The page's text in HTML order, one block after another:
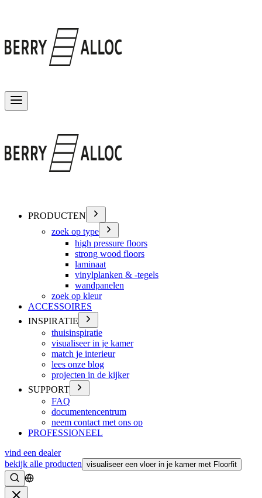
PRODUCTEN
zoek op type
high pressure floors
strong wood floors
laminaat
vinylplanken & -tegels
wandpanelen
zoek op kleur
ACCESSOIRES
INSPIRATIE
thuisinspiratie
visualiseer in je kamer
match je interieur
lees onze blog
projecten in de kijker
SUPPORT
FAQ
documentencentrum
neem contact met ons op
PROFESSIONEEL
vind een dealer
bekijk alle producten visualiseer een vloer in je kamer met Floorfit
Zoeken